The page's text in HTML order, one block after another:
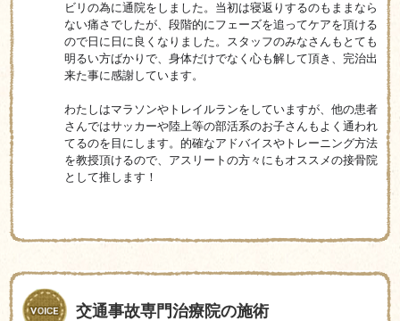
ビリの為に通院をしました。当初は寝返りするのもままなら
ない痛さでしたが、段階的にフェーズを追ってケアを頂ける
ので日に日に良くなりました。スタッフのみなさんもとても
明るい方ばかりで、身体だけでなく心も解して頂き、完治出
来た事に感謝しています。
わたしはマラソンやトレイルランをしていますが、他の患者
さんではサッカーや陸上等の部活系のお子さんもよく通われ
てるのを目にします。的確なアドバイスやトレーニング方法
を教授頂けるので、アスリートの方々にもオススメの接骨院
として推します！
交通事故専門治療院の施術